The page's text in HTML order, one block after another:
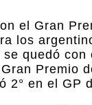
el Gran
los
quedó
Premio
2° en el GP